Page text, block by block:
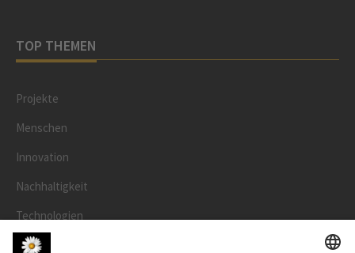
TOP THEMEN
Projekte
Menschen
Innovation
Nachhaltigkeit
Technologien
Sicherheit